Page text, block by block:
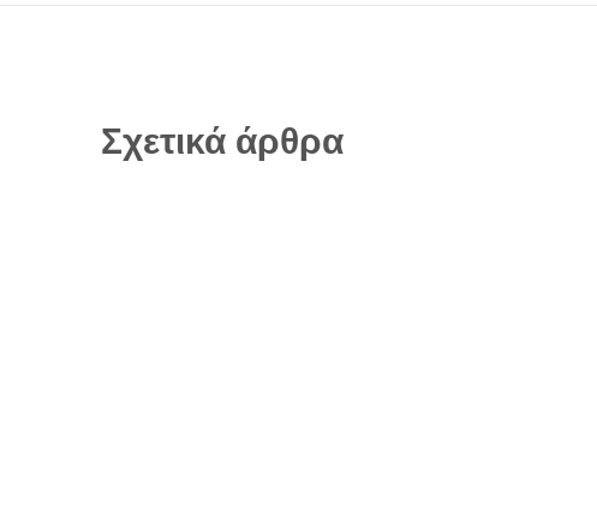
Σχετικά άρθρα